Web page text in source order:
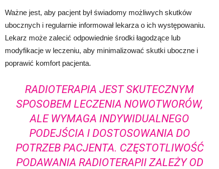
Ważne jest, aby pacjent był świadomy możliwych skutków
ubocznych i regularnie informował lekarza o ich występowaniu.
Lekarz może zalecić odpowiednie środki łagodzące lub
modyfikacje w leczeniu, aby minimalizować skutki uboczne i
poprawić komfort pacjenta.
RADIOTERAPIA JEST SKUTECZNYM
SPOSOBEM LECZENIA NOWOTWORÓW,
ALE WYMAGA INDYWIDUALNEGO
PODEJŚCIA I DOSTOSOWANIA DO
POTRZEB PACJENTA. CZĘSTOTLIWOŚĆ
PODAWANIA RADIOTERAPII ZALEŻY OD